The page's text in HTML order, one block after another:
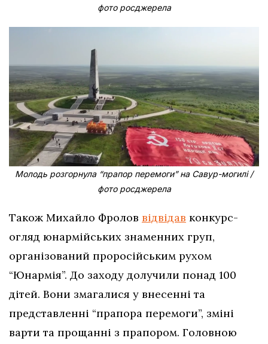
фото росджерела
Молодь розгорнула “прапор перемоги” на Савур-могилі /
фото росджерела
Також Михайло Фролов відвідав конкурс-
огляд юнармійських знаменних груп,
організований проросійським рухом
“Юнармія”. До заходу долучили понад 100
дітей. Вони змагалися у внесенні та
представленні “прапора перемоги”, зміні
варти та прощанні з прапором. Головною